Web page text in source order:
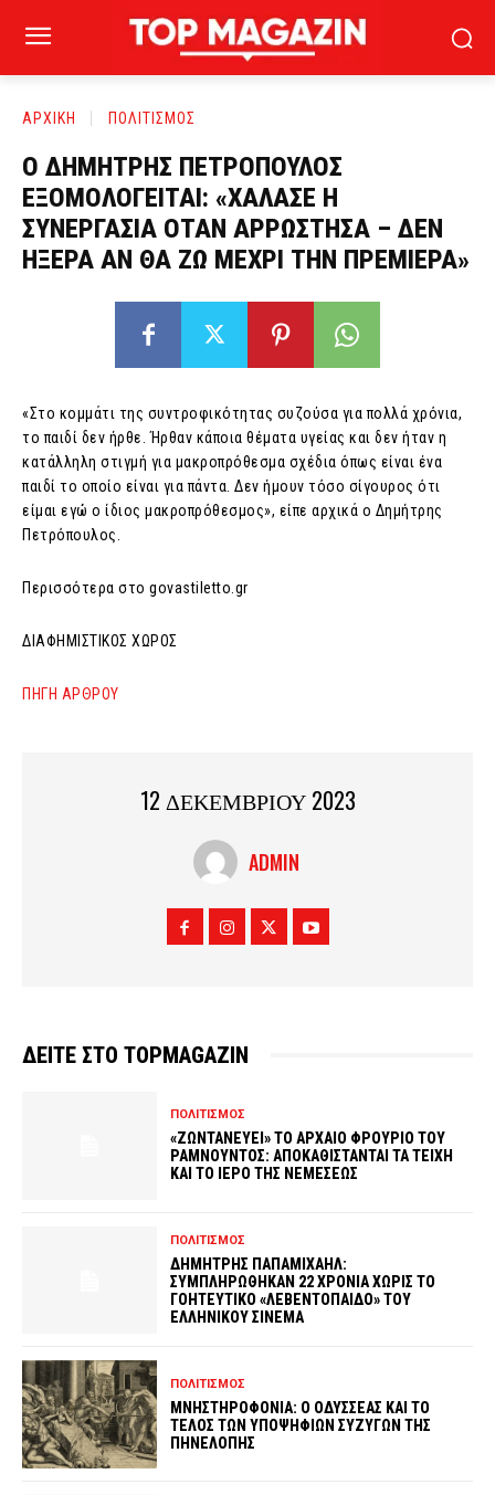
ΑΡΧΙΚΗ ΠΟΛΙΤΙΣΜΟΣ
Ο ΔΗΜΗΤΡΗΣ ΠΕΤΡΟΠΟΥΛΟΣ
ΕΞΟΜΟΛΟΓΕΙΤΑΙ: «ΧΑΛΑΣΕ Η
ΣΥΝΕΡΓΑΣΙΑ ΟΤΑΝ ΑΡΡΩΣΤΗΣΑ – ΔΕΝ
ΗΞΕΡΑ ΑΝ ΘΑ ΖΩ ΜΕΧΡΙ ΤΗΝ ΠΡΕΜΙΕΡΑ»
«Στο κομμάτι της συντροφικότητας συζούσα για πολλά χρόνια,
το παιδί δεν ήρθε. Ήρθαν κάποια θέματα υγείας και δεν ήταν η
κατάλληλη στιγμή για μακροπρόθεσμα σχέδια όπως είναι ένα
παιδί το οποίο είναι για πάντα. Δεν ήμουν τόσο σίγουρος ότι
είμαι εγώ ο ίδιος μακροπρόθεσμος», είπε αρχικά ο Δημήτρης
Πετρόπουλος.
Περισσότερα στο govastiletto.gr
ΔΙΑΦΗΜΙΣΤΙΚΟΣ ΧΩΡΟΣ
ΠΗΓΗ ΑΡΘΡΟΥ
12 ΔΕΚΕΜΒΡΙΟΥ 2023
ADMIN
ΔΕΙΤΕ ΣΤΟ TOPMAGAZIN
ΠΟΛΙΤΙΣΜΟΣ
«ΖΩΝΤΑΝΕΥΕΙ» ΤΟ ΑΡΧΑΙΟ ΦΡΟΥΡΙΟ ΤΟΥ
ΡΑΜΝΟΥΝΤΟΣ: ΑΠΟΚΑΘΙΣΤΑΝΤΑΙ ΤΑ ΤΕΙΧΗ
ΚΑΙ ΤΟ ΙΕΡΟ ΤΗΣ ΝΕΜΕΣΕΩΣ
ΠΟΛΙΤΙΣΜΟΣ
ΔΗΜΗΤΡΗΣ ΠΑΠΑΜΙΧΑΗΛ:
ΣΥΜΠΛΗΡΩΘΗΚΑΝ 22 ΧΡΟΝΙΑ ΧΩΡΙΣ ΤΟ
ΓΟΗΤΕΥΤΙΚΟ «ΛΕΒΕΝΤΟΠΑΙΔΟ» ΤΟΥ
ΕΛΛΗΝΙΚΟΥ ΣΙΝΕΜΑ
ΠΟΛΙΤΙΣΜΟΣ
ΜΝΗΣΤΗΡΟΦΟΝΙΑ: Ο ΟΔΥΣΣΕΑΣ ΚΑΙ ΤΟ
ΤΕΛΟΣ ΤΩΝ ΥΠΟΨΗΦΙΩΝ ΣΥΖΥΓΩΝ ΤΗΣ
ΠΗΝΕΛΟΠΗΣ